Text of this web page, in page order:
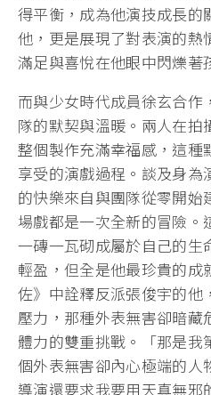
得平衡，成為他演技成長的
他，更是展現了對表演的熱
滿足與喜悅在他眼中閃爍著
而與少女時代成員徐玄合作
隊的默契與溫暖。兩人在拍
整個製作充滿幸福感，這種
享受的演戲過程。談及身為
的快樂來自與團隊從零開始
場戲都是一次全新的冒險。
一磚一瓦砌成屬於自己的生
輕盈，但全是他最珍貴的成
佐》中詮釋反派張俊宇的他
壓力，那種外表無害卻暗藏
體力的雙重挑戰。「那是我
個外表無害卻內心極端的人
導演還要求我要用天真無邪